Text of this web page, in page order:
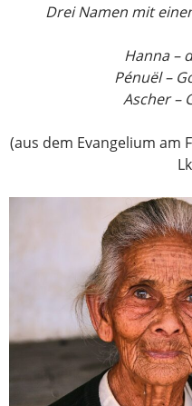
Drei Namen mit
Hanna –
Pénuël –
Ascher –
(aus dem Evangelium am